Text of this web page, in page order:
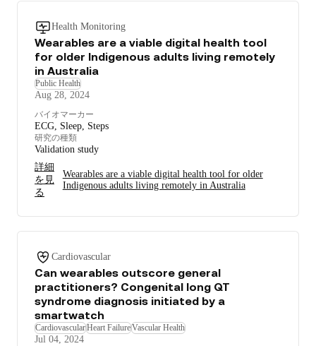
Health Monitoring
Wearables are a viable digital health tool
for older Indigenous adults living remotely
in Australia
Public Health
Aug 28, 2024
バイオマーカー
ECG, Sleep, Steps
研究の種類
Validation study
詳細
を見
る
Wearables are a viable digital health tool for older
Indigenous adults living remotely in Australia
Cardiovascular
Can wearables outscore general
practitioners? Congenital long QT
syndrome diagnosis initiated by a
smartwatch
CardiovascularHeart FailureVascular Health
Jul 04, 2024